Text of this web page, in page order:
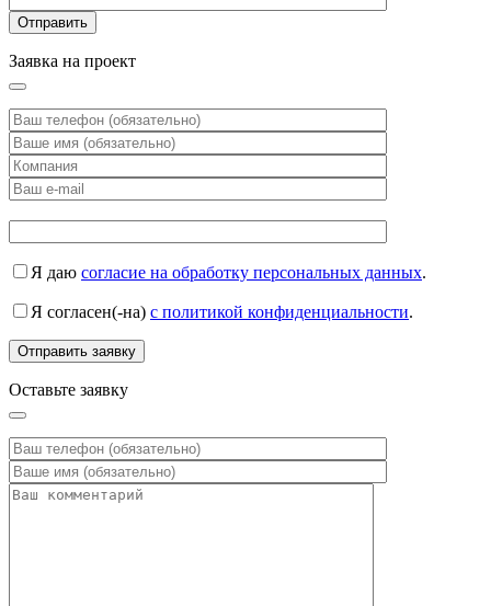
Заявка на проект
Я даю согласие на обработку персональных данных.
Я согласен(-на) с политикой конфиденциальности.
Оставьте заявку